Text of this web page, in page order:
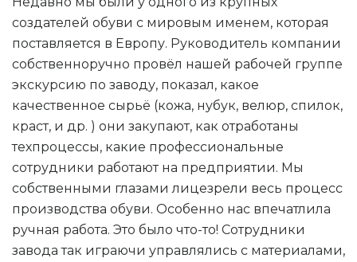
создателей обуви с мировым именем, которая
поставляется в Европу. Руководитель компании
собственноручно провёл нашей рабочей группе
экскурсию по заводу, показал, какое
качественное сырьё (кожа, нубук, велюр, спилок,
краст, и др. ) они закупают, как отработаны
техпроцессы, какие профессиональные
сотрудники работают на предприятии. Мы
собственными глазами лицезрели весь процесс
производства обуви. Особенно нас впечатлила
ручная работа. Это было что-то! Сотрудники
завода так играючи управлялись с материалами,